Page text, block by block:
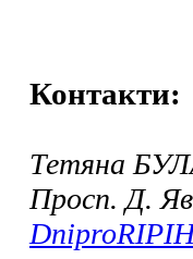
Контакти:
Тетяна
Просп. Д.